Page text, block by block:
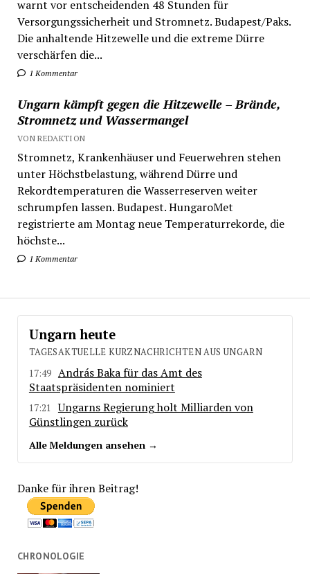
warnt vor entscheidenden 48 Stunden für
Versorgungssicherheit und Stromnetz. Budapest/Paks.
Die anhaltende Hitzewelle und die extreme Dürre
verschärfen die...
1 Kommentar
Ungarn kämpft gegen die Hitzewelle – Brände,
Stromnetz und Wassermangel
VON REDAKTION
Stromnetz, Krankenhäuser und Feuerwehren stehen
unter Höchstbelastung, während Dürre und
Rekordtemperaturen die Wasserreserven weiter
schrumpfen lassen. Budapest. HungaroMet
registrierte am Montag neue Temperaturrekorde, die
höchste...
1 Kommentar
Ungarn heute
TAGESAKTUELLE KURZNACHRICHTEN AUS UNGARN
17:49 András Baka für das Amt des
Staatspräsidenten nominiert
17:21
Ungarns Regierung holt Milliarden von
Günstlingen zurück
Alle Meldungen ansehen →
Danke für ihren Beitrag!
CHRONOLOGIE